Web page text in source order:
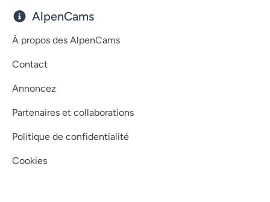
AlpenCams
À propos des AlpenCams
Contact
Annoncez
Partenaires et collaborations
Politique de confidentialité
Cookies